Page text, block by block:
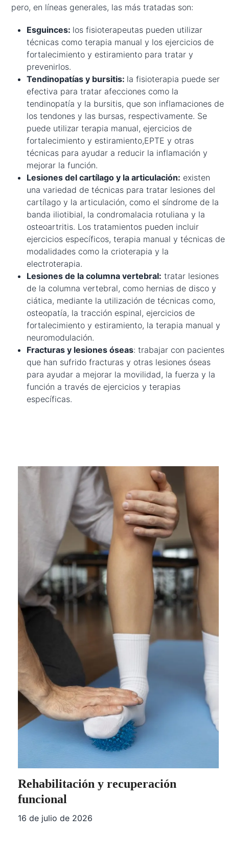
pero, en líneas generales, las más tratadas son:
Esguinces: los fisioterapeutas pueden utilizar
técnicas como terapia manual y los ejercicios de
fortalecimiento y estiramiento para tratar y
prevenirlos.
Tendinopatías y bursitis: la fisioterapia puede ser
efectiva para tratar afecciones como la
tendinopatía y la bursitis, que son inflamaciones de
los tendones y las bursas, respectivamente. Se
puede utilizar terapia manual, ejercicios de
fortalecimiento y estiramiento,EPTE y otras
técnicas para ayudar a reducir la inflamación y
mejorar la función.
Lesiones del cartílago y la articulación: existen
una variedad de técnicas para tratar lesiones del
cartílago y la articulación, como el síndrome de la
banda iliotibial, la condromalacia rotuliana y la
osteoartritis. Los tratamientos pueden incluir
ejercicios específicos, terapia manual y técnicas de
modalidades como la crioterapia y la
electroterapia.
Lesiones de la columna vertebral: tratar lesiones
de la columna vertebral, como hernias de disco y
ciática, mediante la utilización de técnicas como,
osteopatía, la tracción espinal, ejercicios de
fortalecimiento y estiramiento, la terapia manual y
neuromodulación.
Fracturas y lesiones óseas: trabajar con pacientes
que han sufrido fracturas y otras lesiones óseas
para ayudar a mejorar la movilidad, la fuerza y la
función a través de ejercicios y terapias
específicas.
Rehabilitación y recuperación
funcional
16 de julio de 2026